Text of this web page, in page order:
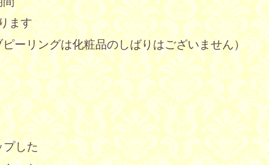
ます
ーリングは化粧品のしばりはございません）
プした